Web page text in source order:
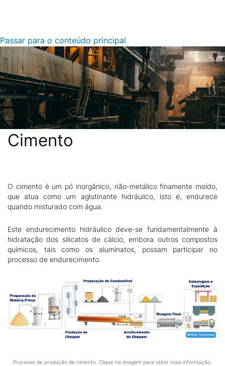
Passar para o conteúdo principal
Cimento
Descrição
O cimento é um pó inorgânico, não-metálico finamente moído,
que atua como um aglutinante hidráulico, isto é, endurece
quando misturado com água.
Este endurecimento hidráulico deve-se fundamentalmente à
hidratação dos silicatos de cálcio, embora outros compostos
químicos, tais como os aluminatos, possam participar no
processo de endurecimento.
Processo de produção de cimento. Clique na imagem para obter mais informação.